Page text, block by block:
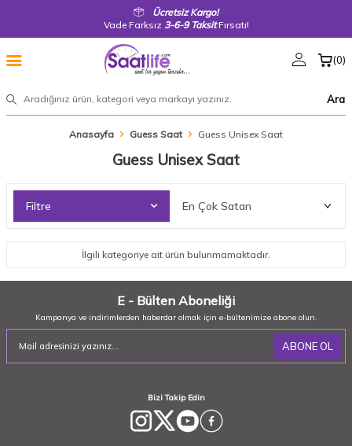
Ücretsiz Kargo!
Vade Farksız 3-6-9 TaksitFırsatı!
Ara
(0)
Anasayfa Guess Saat Guess Unisex Saat
Guess Unisex Saat
Filtre
İlgili kategoriye ait ürün bulunmamaktadır.
E - Bülten Aboneliği
Kampanya ve indirimlerden haberdar olmak için e-bültenimize abone olun.
ABONE OL
Bizi Takip Edin